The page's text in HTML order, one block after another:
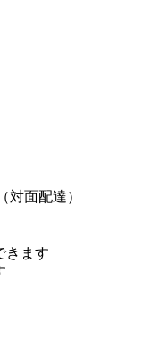
対面配達）
きます